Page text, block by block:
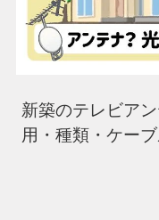
新築のテレビア
用・種類・ケー